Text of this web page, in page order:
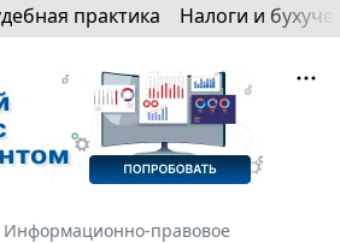
практика Налоги и
Информационно-правовое